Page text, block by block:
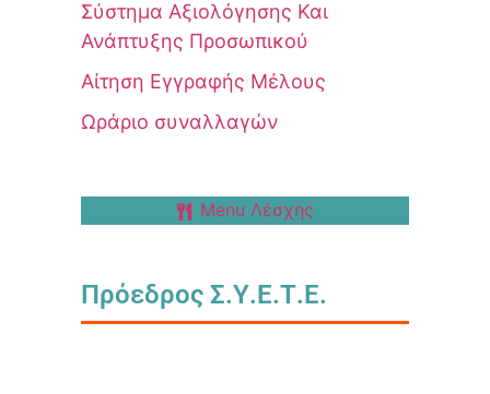
Σύστημα Αξιολόγησης Και
Ανάπτυξης Προσωπικού
Αίτηση Εγγραφής Μέλους
Ωράριο συναλλαγών
Menu Λέσχης
Πρόεδρος Σ.Υ.Ε.Τ.Ε.